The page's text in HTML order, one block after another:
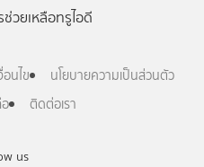
us
วยเหลือทรูไอดี
นไข
นโยบายความเป็นส่วนตัว
ติดต่อเรา